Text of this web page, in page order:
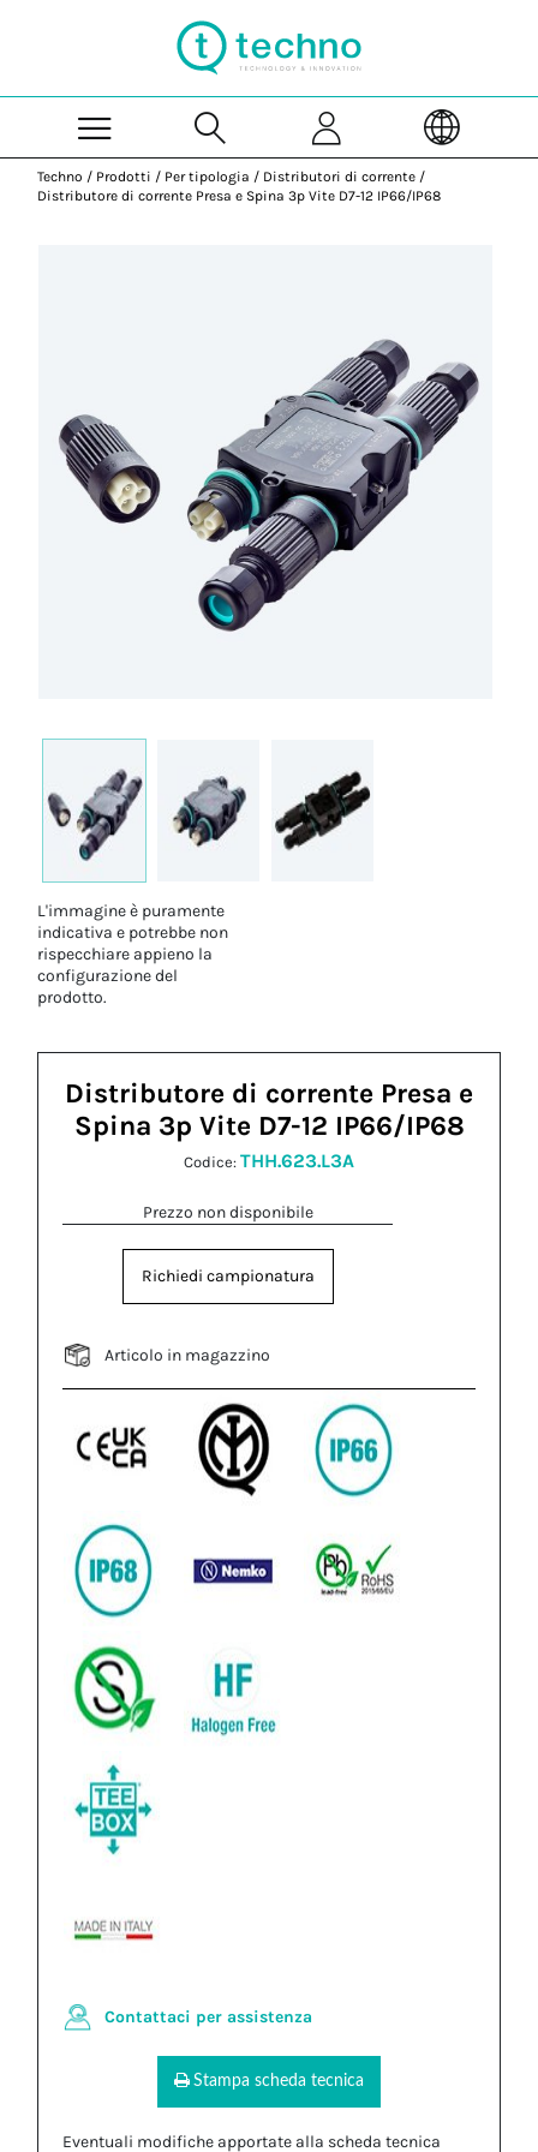
Techno / Prodotti / Per tipologia / Distributori di corrente /
Distributore di corrente Presa e Spina 3p Vite D7-12 IP66/IP68
L'immagine è puramente
indicativa e potrebbe non
rispecchiare appieno la
configurazione del
prodotto.
Distributore di corrente Presa e
Spina 3p Vite D7-12 IP66/IP68
Codice: THH.623.L3A
Prezzo non disponibile
Richiedi campionatura
Articolo in magazzino
Contattaci per assistenza
Stampa scheda tecnica
Eventuali modifiche apportate alla scheda tecnica